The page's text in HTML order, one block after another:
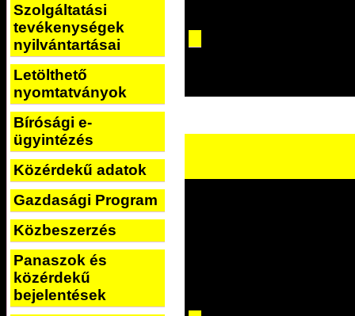
Szolgáltatási
tevékenységek
nyilvántartásai
Letölthető
nyomtatványok
Bírósági e-
ügyintézés
Közérdekű adatok
Gazdasági Program
Közbeszerzés
Panaszok és
közérdekű
bejelentések